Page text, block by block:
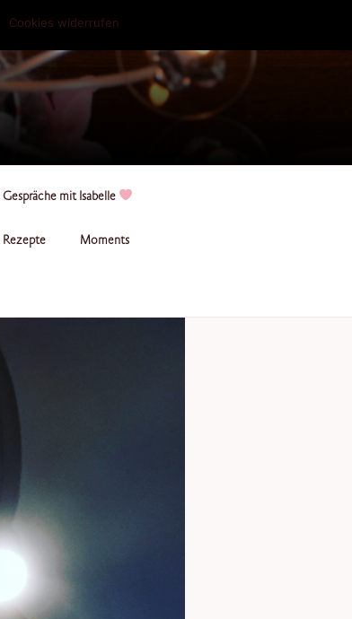
Gespräche mit Isabelle
Rezepte Moments
Cookies widerrufen